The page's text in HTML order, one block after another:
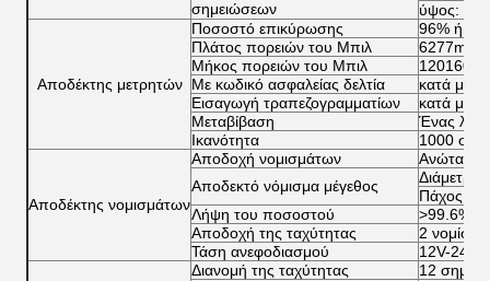
σημειώσεων ύψος:
Αποδέκτης μετρητών
Ποσοστό επικύρωσης
96% ή
Πλάτος πορειών του Μπιλ
6277mm
Μήκος πορειών του Μπιλ
Με κωδικό ασφαλείας δελτία
κατά
Εισαγωγή τραπεζογραμματίων
κατά
Μεταβίβαση
Ένας
Ικανότητα
1000
Αποδέκτης νομισμάτων
Αποδοχή νομισμάτων
Ανώτατοι
Αποδεκτό νόμισμα μέγεθος
Πάχος
Λήψη του ποσοστού
>99.6%
Αποδοχή της ταχύτητας
2
Τάση ανεφοδιασμού
12V-
Διανομή της ταχύτητας
12